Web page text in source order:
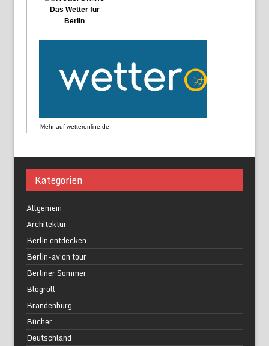
Das Wetter für
Berlin
Mehr auf wetteronline.de
Kategorien
Allgemein
Architektur
Berlin entdecken
Berlin-av on tour
Berliner Sommer
Blogroll
Brandenburg
Bücher
Deutschland